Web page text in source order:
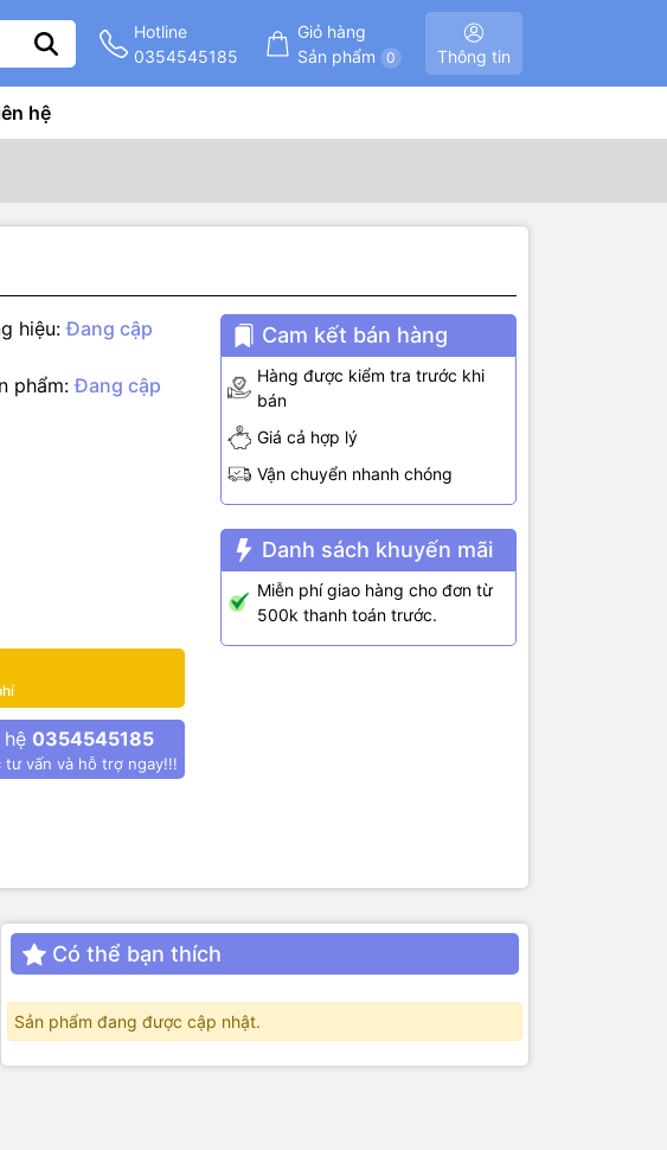
Hotline
0354545185
Giỏ hàng
Sản phẩm
0 Thông tin
hệ
hiệu: Đang cập
phẩm: Đang cập
hệ 0354545185
tư vấn và hỗ trợ ngay!!!
Cam kết bán hàng
Hàng được kiểm tra trước khi
bán
Giá cả hợp lý
Vận chuyển nhanh chóng
Danh sách khuyến mãi
Miễn phí giao hàng cho đơn từ
500k thanh toán trước.
Có thể bạn thích
Sản phẩm đang được cập nhật.
độ đọc nhanh. Driver HID
trong bất kỳ nơi nào có
thảo văn bản, trình duyệt
cần cài đặt thêm.
125KHZ
V2.0
phổ dụng